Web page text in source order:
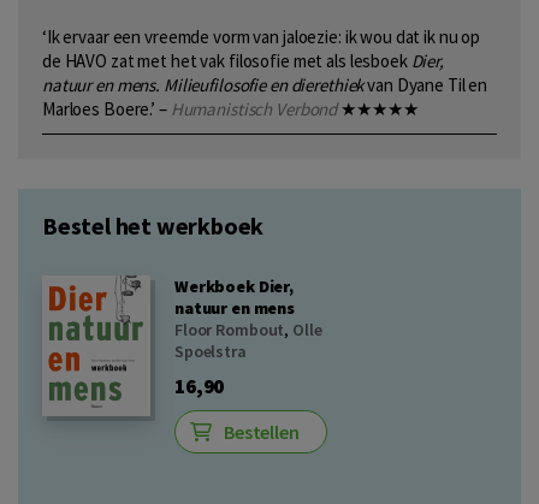
‘Ik ervaar een vreemde vorm van jaloezie: ik wou dat ik nu op
de HAVO zat met het vak filosofie met als lesboek Dier,
natuur en mens. Milieufilosofie en dierethiekvan Dyane Til en
Marloes Boere.’ – Humanistisch Verbond ★★★★★
Bestel het werkboek
Werkboek Dier,
natuur en mens
Floor Rombout, Olle
Spoelstra
16,90
Bestellen